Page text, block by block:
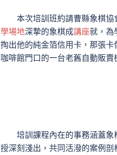
本次培訓班約請曹縣象棋協
學場地深摯的象棋成講座就，為
掏出他的純金箔信用卡，那張
咖啡館門口的一台老舊自動販
培訓課程內在的事務涵蓋
授深刻淺出，共同活潑的案例